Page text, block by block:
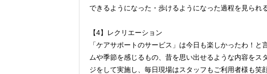
できるようになった・歩けるようになった過程を見られ
【4】レクリエーション
「ケアサポートのサービス」は今日も楽しかったわ！
ムや季節を感じるもの、昔を思い出せるような内容を
ジをして実施し、毎日現場はスタッフもご利用者様も笑